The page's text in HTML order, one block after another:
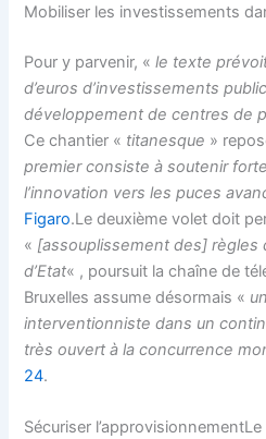
Mobiliser les investissements
Pour y parvenir, «le texte
d’euros d’investissements
développement de centres de
Ce chantier « titanesque »
premier consiste à soutenir
l’innovation vers les puces
Figaro.Le deuxième volet doit
« [assouplissement des] règles
d’Etat« , poursuit la chaîne de
Bruxelles assume désormais «
interventionniste dans un
très ouvert à la concurrence
24.
Sécuriser